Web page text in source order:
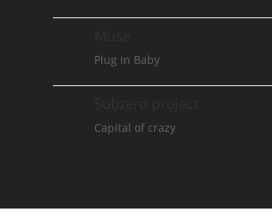
Plug in Baby
Capital of crazy